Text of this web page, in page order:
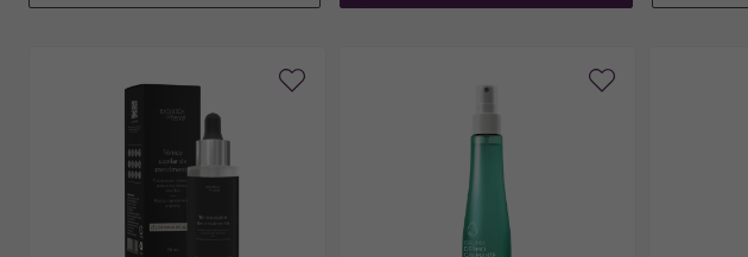
melanina, inibindo um dos seus sinalizadores de produção, age
escura, e também age após a formação da melanina, diminuindo o